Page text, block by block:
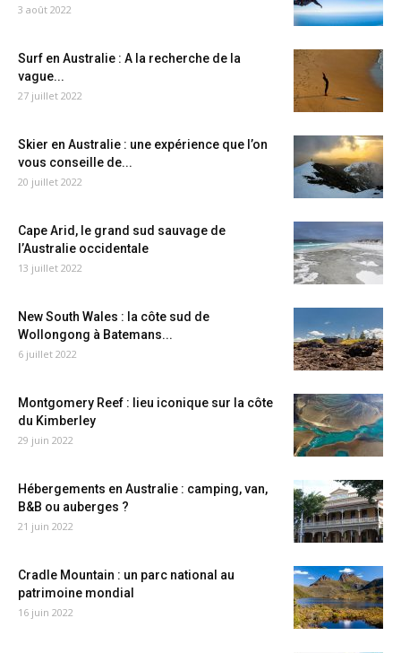
3 août 2022
Surf en Australie : A la recherche de la
vague...
27 juillet 2022
Skier en Australie : une expérience que l’on
vous conseille de...
20 juillet 2022
Cape Arid, le grand sud sauvage de
l’Australie occidentale
13 juillet 2022
New South Wales : la côte sud de
Wollongong à Batemans...
6 juillet 2022
Montgomery Reef : lieu iconique sur la côte
du Kimberley
29 juin 2022
Hébergements en Australie : camping, van,
B&B ou auberges ?
21 juin 2022
Cradle Mountain : un parc national au
patrimoine mondial
16 juin 2022